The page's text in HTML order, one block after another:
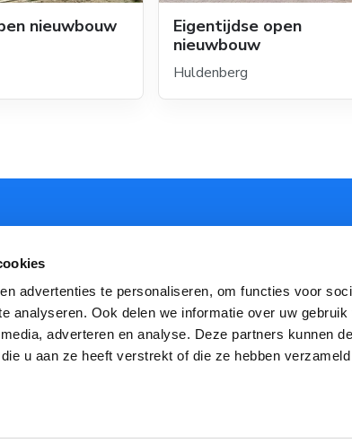
advertenties te personaliseren, om functies voor
analyseren. Ook delen we informatie over uw gebruik
adverteren en analyse. Deze partners kunnen
u aan ze heeft verstrekt of die ze hebben
nieuwbouw
Eigentijdse open
nieuwbouw
Huldenberg
Inschrijven
privacy is voor ons belangrijk. We gebruiken je e-
enkel om onze nieuwsbrieven naar te sturen. Je